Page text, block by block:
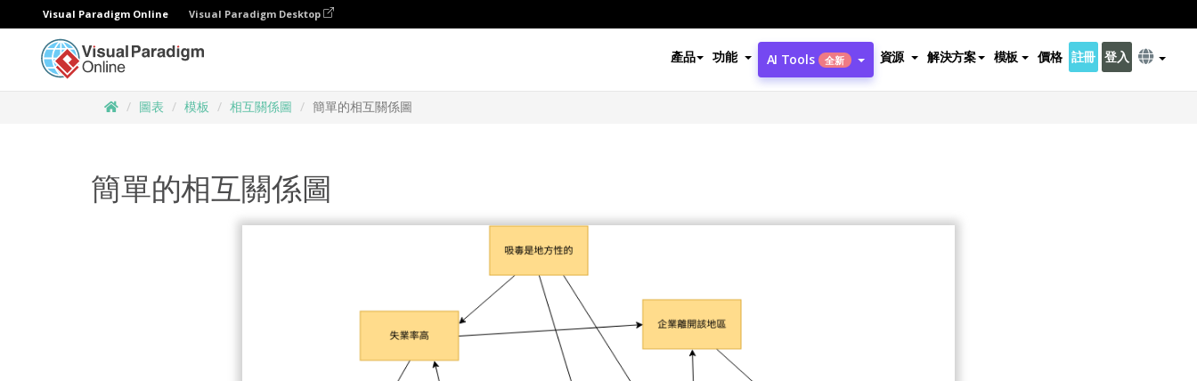
Visual Paradigm Online Visual Paradigm Desktop
產品 功能 AI Tools 全新 資源 解決方案 模板 價格 註冊 登入
圖表 模板 相互關係圖 簡單的相互關係圖
簡單的相互關係圖